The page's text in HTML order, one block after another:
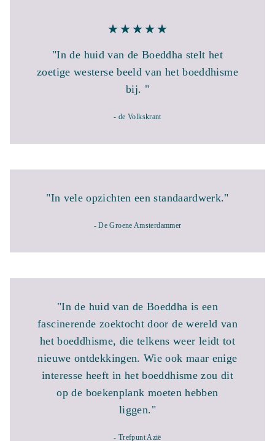
"In de huid van de Boeddha stelt het
zoetige westerse beeld van het boeddhisme
bij. "
- de Volkskrant
"In vele opzichten een standaardwerk."
- De Groene Amsterdammer
"In de huid van de Boeddha is een
fascinerende zoektocht door de wereld van
het boeddhisme, die telkens weer leidt tot
nieuwe ontdekkingen. Wie ook maar enige
interesse heeft in het boeddhisme zou dit
op de boekenplank moeten hebben
liggen."
- Trefpunt Azië